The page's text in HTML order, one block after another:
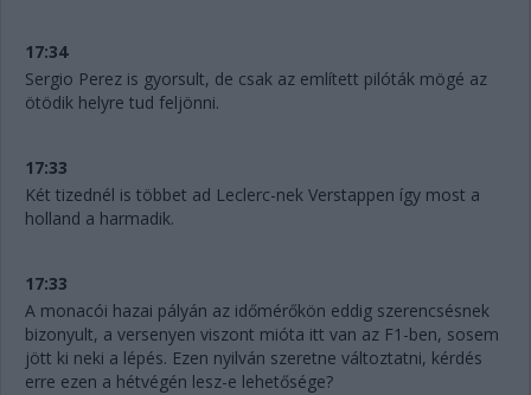
17:34
Sergio Perez is gyorsult, de csak az említett pilóták mögé az
ötödik helyre tud feljönni.
17:33
Két tizednél is többet ad Leclerc-nek Verstappen így most a
holland a harmadik.
17:33
A monacói hazai pályán az időmérőkön eddig szerencsésnek
bizonyult, a versenyen viszont mióta itt van az F1-ben, sosem
jött ki neki a lépés. Ezen nyilván szeretne változtatni, kérdés
erre ezen a hétvégén lesz-e lehetősége?